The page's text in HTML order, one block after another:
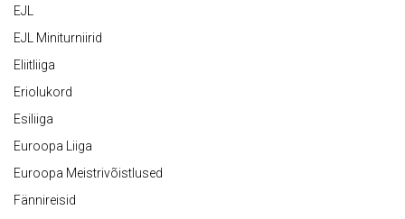
EJL
EJL Miniturniirid
Eliitliiga
Eriolukord
Esiliiga
Euroopa Liiga
Euroopa Meistrivõistlused
Fännireisid